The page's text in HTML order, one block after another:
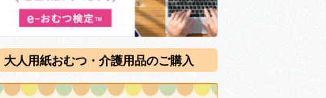
大人用紙おむつ・介護用品のご購入